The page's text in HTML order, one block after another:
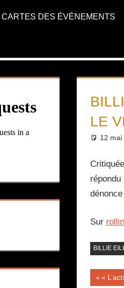
DES ÉVÉNEMENTS
LE
12 mai
répondu
Sur
BILLIE
«